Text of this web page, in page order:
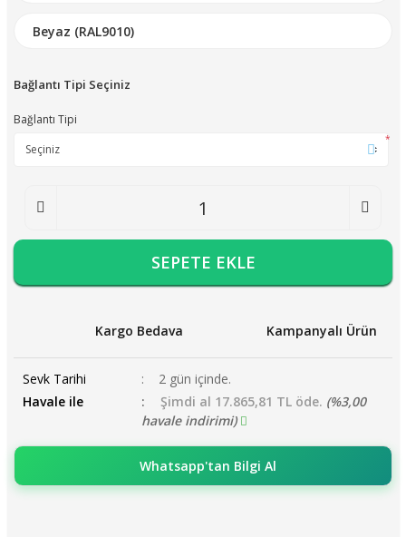
Bağlantı Tipi Seçiniz
Bağlantı Tipi
*
SEPETE EKLE
Kargo Bedava Kampanyalı Ürün
Sevk Tarihi
2 gün içinde.
Havale ile
Şimdi al 17.865,81 TL öde. (%3,00
havale indirimi)
Whatsapp'tan Bilgi Al